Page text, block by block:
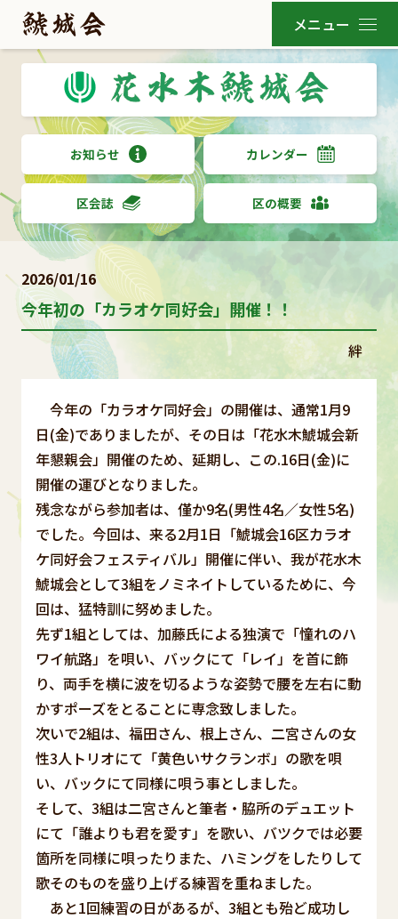
お知らせ カレンダー
区会誌 区の概要
2026/01/16
今年初の「カラオケ同好会」開催！！
絆
今年の「カラオケ同好会」の開催は、通常1月9
日(金)でありましたが、その日は「花水木鯱城会新
年懇親会」開催のため、延期し、この.16日(金)に
開催の運びとなりました。
残念ながら参加者は、僅か9名(男性4名／女性5名)
でした。今回は、来る2月1日「鯱城会16区カラオ
ケ同好会フェスティバル」開催に伴い、我が花水木
鯱城会として3組をノミネイトしているために、今
回は、猛特訓に努めました。
先ず1組としては、加藤氏による独演で「憧れのハ
ワイ航路」を唄い、バックにて「レイ」を首に飾
り、両手を横に波を切るような姿勢で腰を左右に動
かすポーズをとることに専念致しました。
次いで2組は、福田さん、根上さん、二宮さんの女
性3人トリオにて「黄色いサクランボ」の歌を唄
い、バックにて同様に唄う事としました。
そして、3組は二宮さんと筆者・脇所のデュエット
にて「誰よりも君を愛す」を歌い、バツクでは必要
箇所を同様に唄ったりまた、ハミングをしたりして
歌そのものを盛り上げる練習を重ねました。
あと1回練習の日があるが、3組とも殆ど成功し